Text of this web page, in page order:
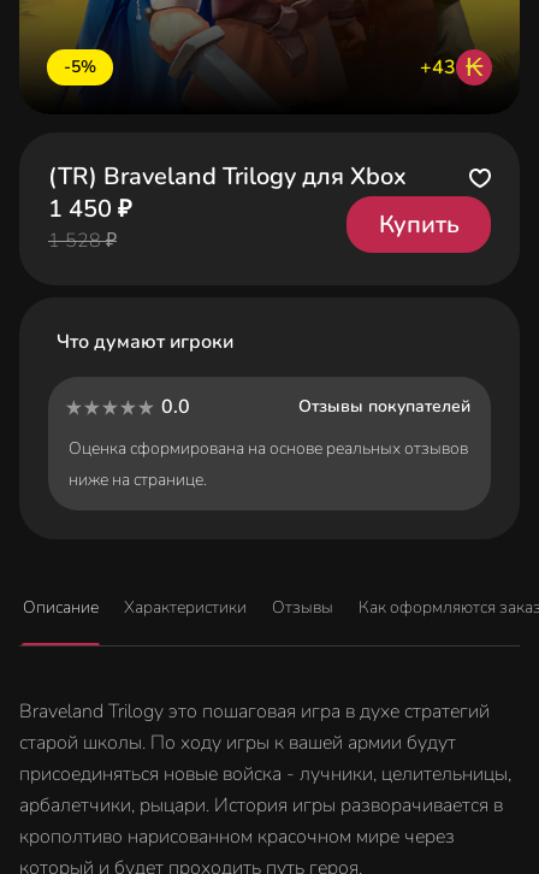
-5% +43 ₭
(TR) Braveland Trilogy для Xbox
1 450 ₽
1 528 ₽
Купить
Что думают игроки
0.0
Отзывы покупателей
Оценка сформирована на основе реальных отзывов
ниже на странице.
Описание Характеристики Отзывы Как оформляются
Braveland Trilogy это пошаговая игра в духе стратегий
старой школы. По ходу игры к вашей армии будут
присоединяться новые войска - лучники, целительницы,
арбалетчики, рыцари. История игры разворачивается в
крополтиво нарисованном красочном мире через
который и будет проходить путь героя.